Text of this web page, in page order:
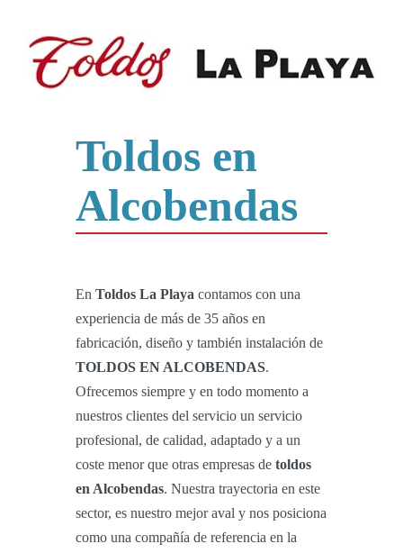
Toldos en
Alcobendas
En Toldos La Playa contamos con una
experiencia de más de 35 años en
fabricación, diseño y también instalación de
TOLDOS EN ALCOBENDAS.
Ofrecemos siempre y en todo momento a
nuestros clientes del servicio un servicio
profesional, de calidad, adaptado y a un
coste menor que otras empresas de toldos
en Alcobendas. Nuestra trayectoria en este
sector, es nuestro mejor aval y nos posiciona
como una compañía de referencia en la